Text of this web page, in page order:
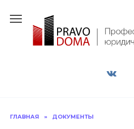
содержанию
ГЛАВНАЯ » ДОКУМЕНТЫ